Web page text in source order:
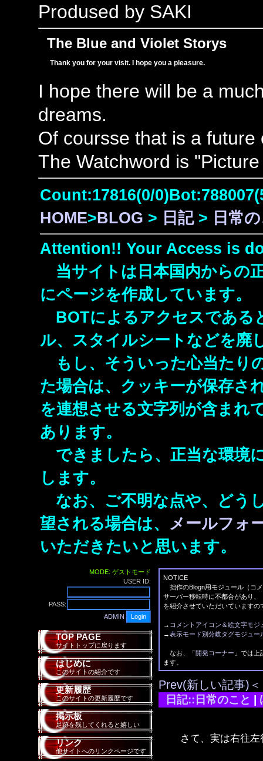
Prodused by SAKI
The Blue and Violet Storys
Thank you for your visit. I hope you a pleasure.
I hope there will be a
dreams.
Of coursse that is a future
The Watchword is
Count:17816(0/
HOME>BLOG > 日記> 日常
Attention!! Your Access is
当サイトは日本国内からの
にページを作成しています。
BOTによるアクセスである
ル、スタイルシートなどを廃
もし、そういった心当たり
た場合は、クッキーが保存さ
を連想させる文字列が含まれ
あります。
できましたら、正当な環境
します。
なお、ご不明な点や、どう
望される場合は、 メールフォ
いただきたいと思います。
MODE: ゲストモード
USER ID:
PASS:
ADMIN
TOP PAGE
サイトトップに戻ります
はじめに
このサイトの紹介です
更新履歴
このサイトの更新履歴です
掲示板
足跡を残してくれると嬉しい
リンク
他サイトへのリンクページです
NOTICE
拙作のBlogn用モジュール（コ
サーバー移転時に不都合があり
を紹介させていただいていますの
→ コメントアイコン＆絵文字モジ
→表示モード別分岐タグモジュー
なお、「開発コーナー 」では
ます。
Prev(新しい記事)＜
日記::日常のこと
さて、実は右往左